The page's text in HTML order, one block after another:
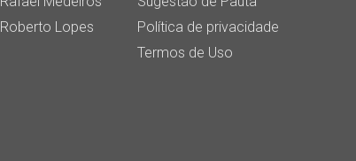
Roberto Lopes
Política de privacidade
Termos de Uso